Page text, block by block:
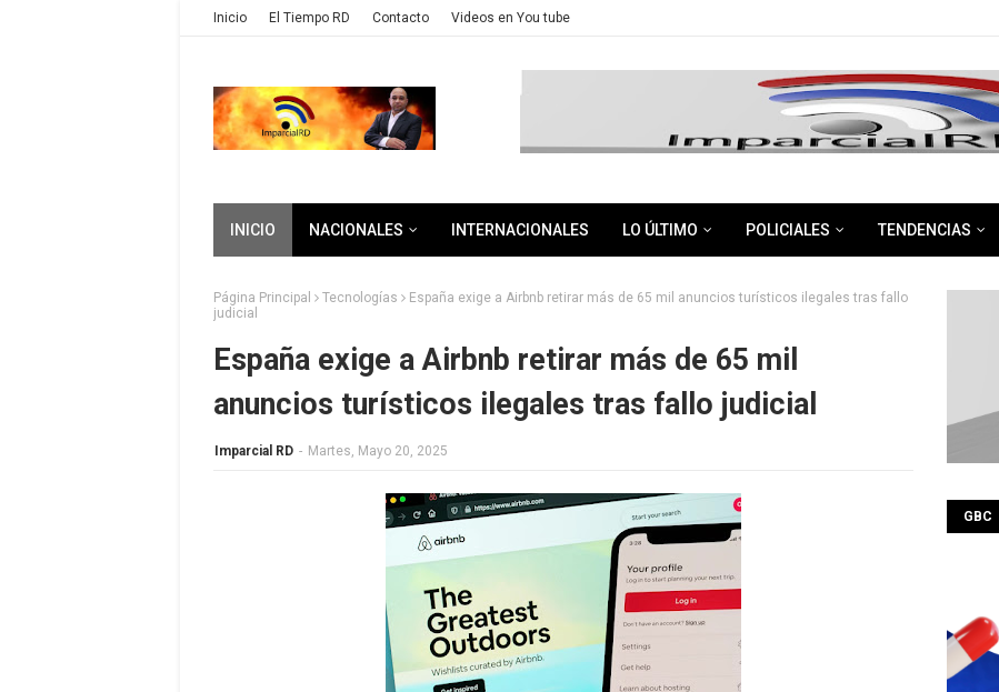
Inicio El Tiempo RD Contacto Videos en You tube
INICIO NACIONALES INTERNACIONALES LO ÚLTIMO POLICIALES TENDENCIAS
Página Principal Tecnologías
España exige a Airbnb retirar más de 65 mil anuncios turísticos ilegales tras fallo
judicial
España exige a Airbnb retirar más de 65 mil
anuncios turísticos ilegales tras fallo judicial
Imparcial RD - Martes, Mayo 20, 2025
GBC